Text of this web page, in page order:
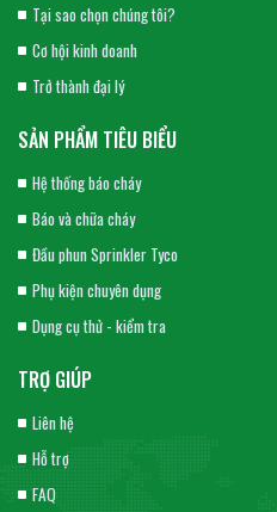
Tại sao chọn chúng tôi?
Cơ hội kinh doanh
Trở thành đại lý
SẢN PHẨM TIÊU BIỂU
Hệ thống báo cháy
Báo và chữa cháy
Đầu phun Sprinkler Tyco
Phụ kiện chuyên dụng
Dụng cụ thử - kiểm tra
TRỢ GIÚP
Liên hệ
Hỗ trợ
FAQ